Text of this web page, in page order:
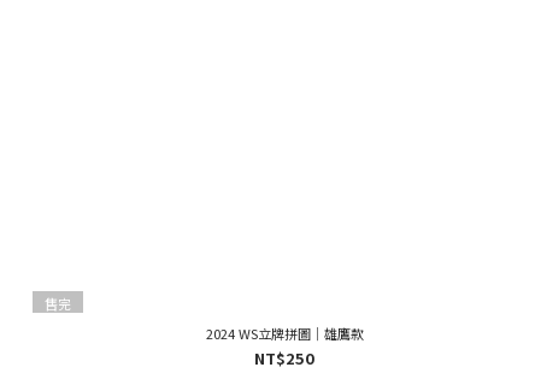
售完
2024 WS立牌拼圖｜雄鷹款
NT$250